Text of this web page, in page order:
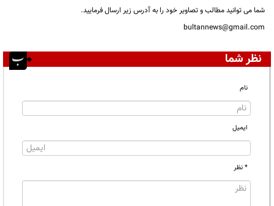
شما می توانید مطالب و تصاویر خود را به آدرس زیر ارسال فرمایید.
bultannews@gmail.com
نظر شما
نام
ایمیل
* نظر